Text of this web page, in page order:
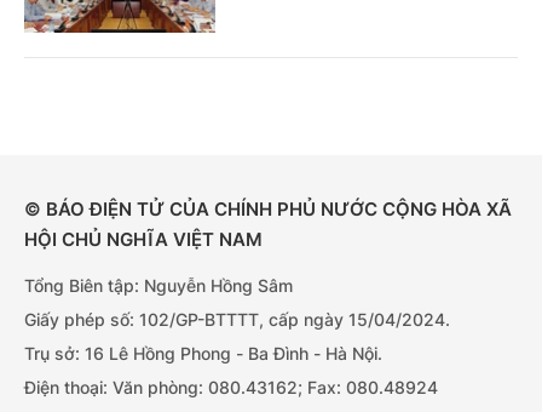
© BÁO ĐIỆN TỬ CỦA CHÍNH PHỦ NƯỚC CỘNG HÒA XÃ
HỘI CHỦ NGHĨA VIỆT NAM
Tổng Biên tập: Nguyễn Hồng Sâm
Giấy phép số: 102/GP-BTTTT, cấp ngày 15/04/2024.
Trụ sở: 16 Lê Hồng Phong - Ba Đình - Hà Nội.
Điện thoại: Văn phòng: 080.43162; Fax: 080.48924